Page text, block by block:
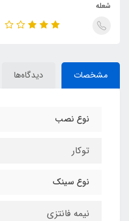
شعله
مشخصات دیدگاه‌ها
نوع نصب
توکار
نوع سینک
نیمه فانتزی